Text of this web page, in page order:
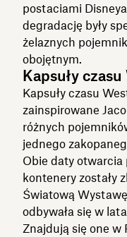
postaciami
degradację były
żelaznych
obojętnym.
Kapsuły
Kapsuły czasu
zainspirowane
różnych
jednego
Obie daty otwarcia
kontenery zostały
Światową
odbywała się w
Znajdują się one w